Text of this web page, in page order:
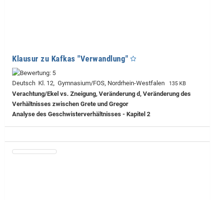
Klausur zu Kafkas "Verwandlung"
Deutsch Kl. 12, Gymnasium/FOS, Nordrhein-Westfalen 135 KB
Verachtung/Ekel vs. Zneigung, Veränderung d, Veränderung des
Verhältnisses zwischen Grete und Gregor
Analyse des Geschwisterverhältnisses - Kapitel 2